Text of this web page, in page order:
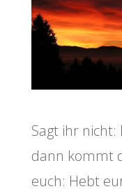
Sagt ihr nicht:
dann kommt
euch: Hebt